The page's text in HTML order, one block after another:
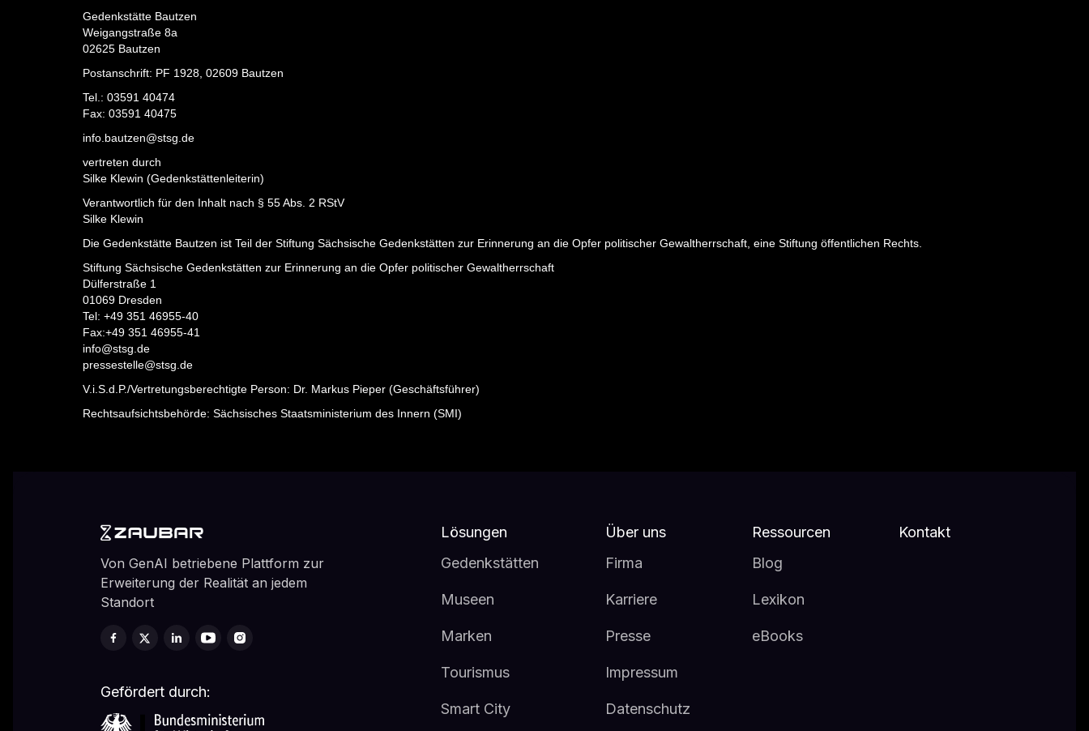
Gedenkstätte Bautzen
Weigangstraße 8a
02625 Bautzen
Postanschrift: PF 1928, 02609 Bautzen
Tel.: 03591 40474
Fax: 03591 40475
info.bautzen@stsg.de
vertreten durch
Silke Klewin (Gedenkstättenleiterin)
Verantwortlich für den Inhalt nach § 55 Abs. 2 RStV
Silke Klewin
Die Gedenkstätte Bautzen ist Teil der Stiftung Sächsische Gedenkstätten zur Erinnerung an die Opfer politischer Gewaltherrschaft, eine Stiftung öffentlichen Rechts.
Stiftung Sächsische Gedenkstätten zur Erinnerung an die Opfer politischer Gewaltherrschaft
Dülferstraße 1
01069 Dresden
Tel: +49 351 46955-40
Fax:+49 351 46955-41
info@stsg.de
pressestelle@stsg.de
V.i.S.d.P./Vertretungsberechtigte Person: Dr. Markus Pieper (Geschäftsführer)
Rechtsaufsichtsbehörde: Sächsisches Staatsministerium des Innern (SMI)
Von GenAI betriebene Plattform zur
Erweiterung der Realität an jedem
Standort
Gefördert durch:
Lösungen
Gedenkstätten
Museen
Marken
Tourismus
Smart City
Über uns
Firma
Karriere
Presse
Impressum
Datenschutz
Ressourcen
Blog
Lexikon
eBooks
Kontakt